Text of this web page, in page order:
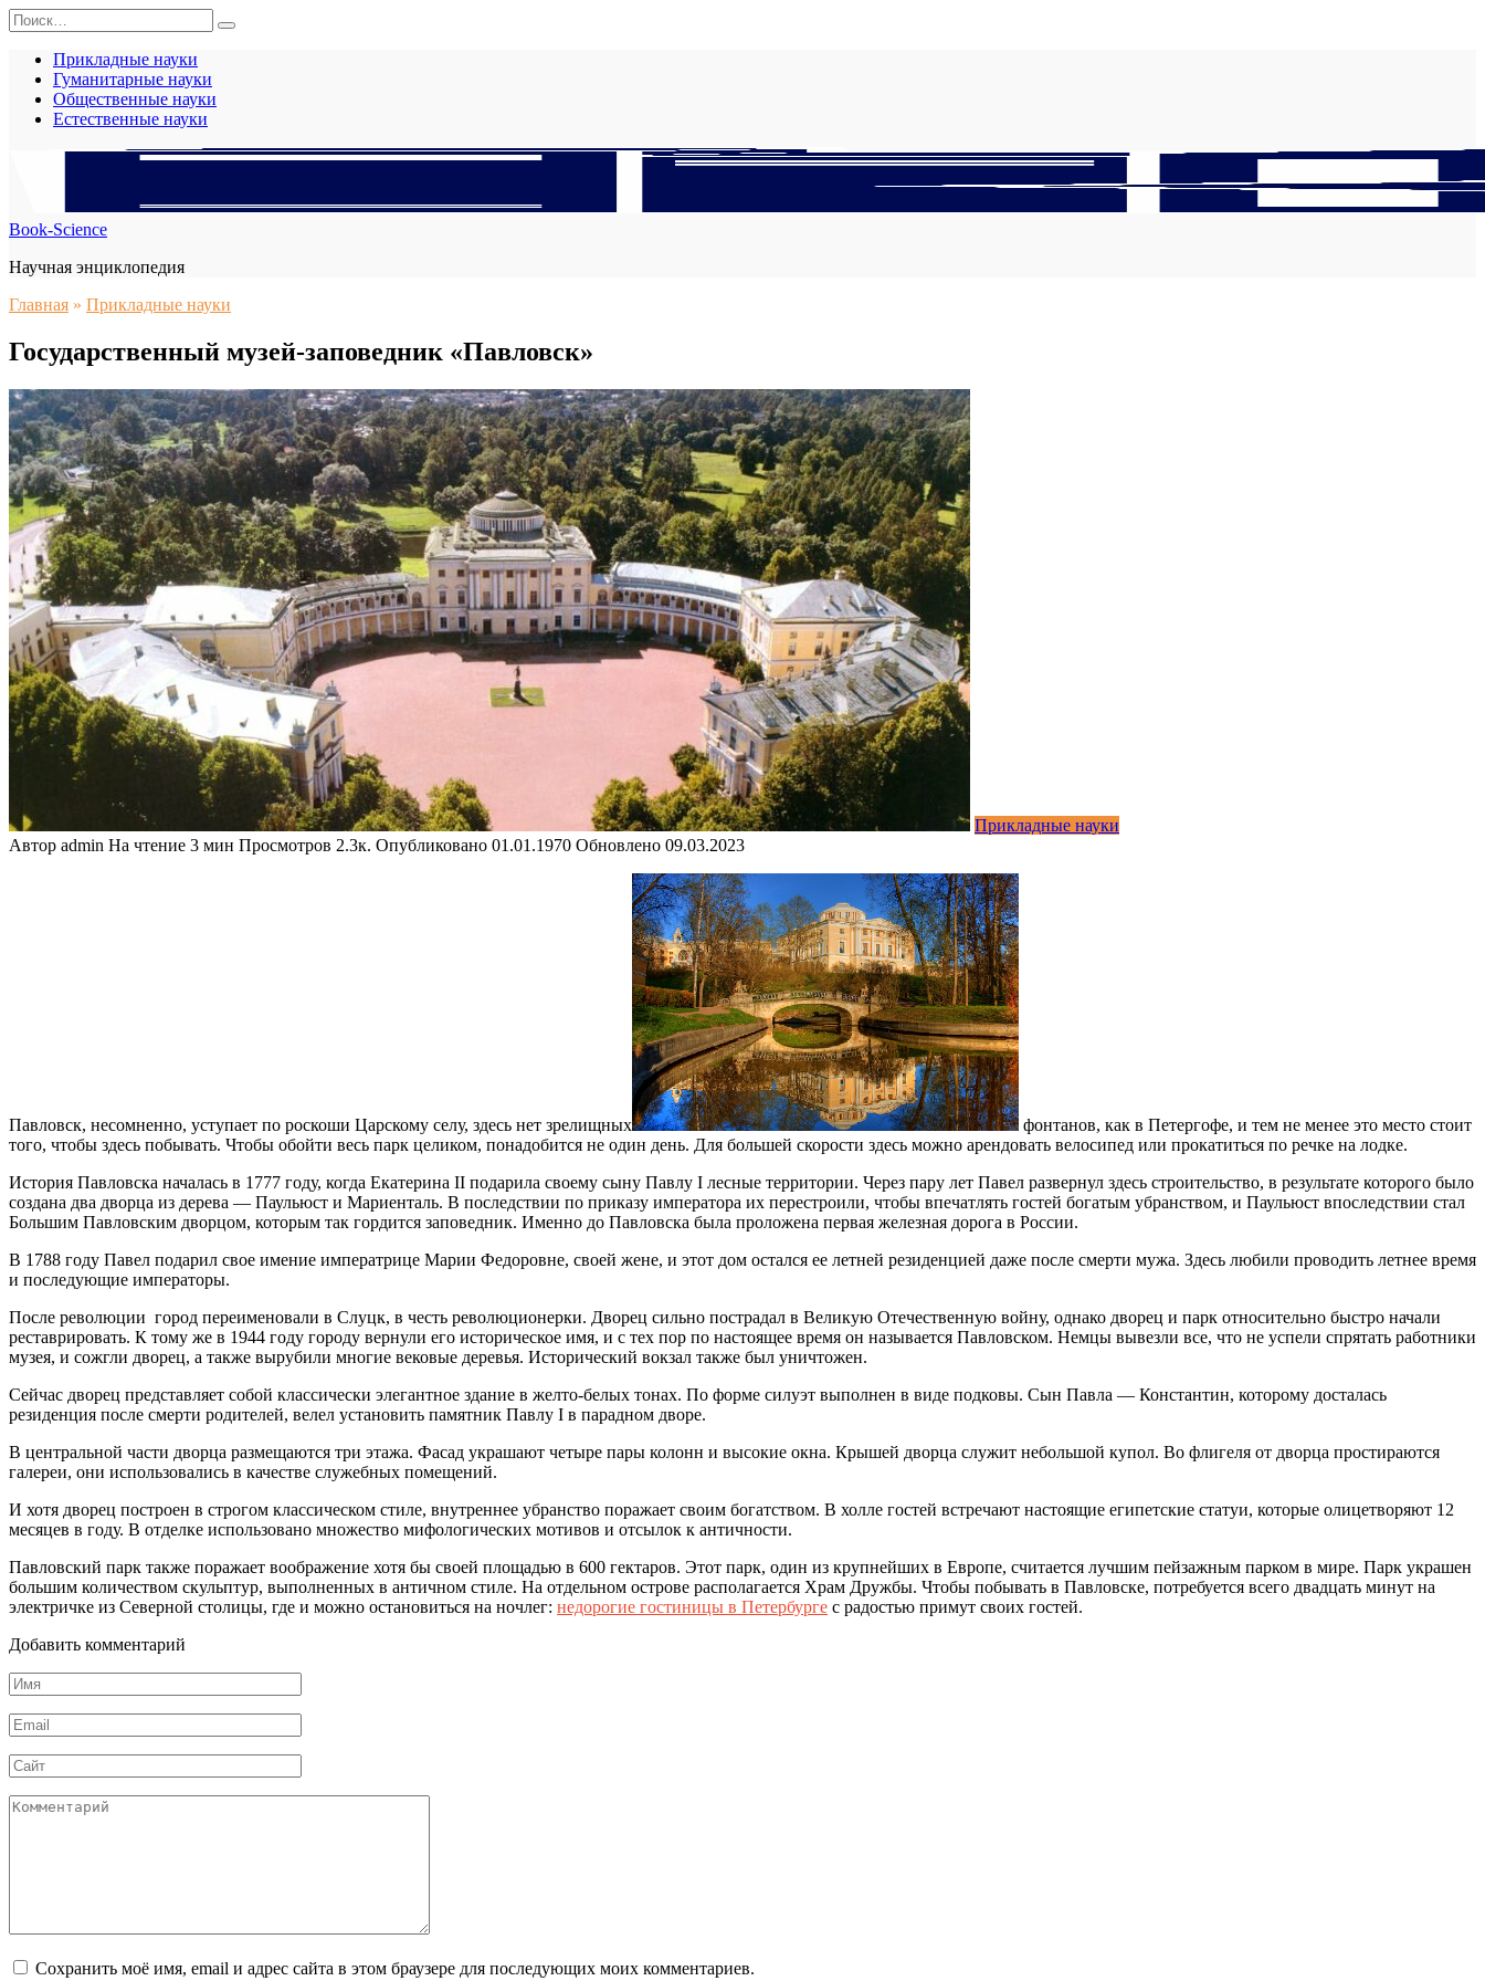
Перейти
к
содержанию
Search
for:
Прикладные науки
Гуманитарные науки
Общественные науки
Естественные науки
Book-Science
Научная энциклопедия
Главная » Прикладные науки
Государственный музей-заповедник «Павловск»
Прикладные науки
Автор admin На чтение 3 мин Просмотров 2.3к. Опубликовано 01.01.1970 Обновлено 09.03.2023
Павловск, несомненно, уступает по роскоши Царскому селу, здесь нет зрелищных
фонтанов, как в Петергофе, и тем не менее это место стоит
того, чтобы здесь побывать. Чтобы обойти весь парк целиком, понадобится не один день. Для большей скорости здесь можно арендовать велосипед или прокатиться по речке на лодке.
История Павловска началась в 1777 году, когда Екатерина II подарила своему сыну Павлу I лесные территории. Через пару лет Павел развернул здесь строительство, в результате которого было
создана два дворца из дерева — Паульюст и Мариенталь. В последствии по приказу императора их перестроили, чтобы впечатлять гостей богатым убранством, и Паульюст впоследствии стал
Большим Павловским дворцом, которым так гордится заповедник. Именно до Павловска была проложена первая железная дорога в России.
В 1788 году Павел подарил свое имение императрице Марии Федоровне, своей жене, и этот дом остался ее летней резиденцией даже после смерти мужа. Здесь любили проводить летнее время
и последующие императоры.
После революции город переименовали в Слуцк, в честь революционерки. Дворец сильно пострадал в Великую Отечественную войну, однако дворец и парк относительно быстро начали
реставрировать. К тому же в 1944 году городу вернули его историческое имя, и с тех пор по настоящее время он называется Павловском. Немцы вывезли все, что не успели спрятать работники
музея, и сожгли дворец, а также вырубили многие вековые деревья. Исторический вокзал также был уничтожен.
Сейчас дворец представляет собой классически элегантное здание в желто-белых тонах. По форме силуэт выполнен в виде подковы. Сын Павла — Константин, которому досталась
резиденция после смерти родителей, велел установить памятник Павлу I в парадном дворе.
В центральной части дворца размещаются три этажа. Фасад украшают четыре пары колонн и высокие окна. Крышей дворца служит небольшой купол. Во флигеля от дворца простираются
галереи, они использовались в качестве служебных помещений.
И хотя дворец построен в строгом классическом стиле, внутреннее убранство поражает своим богатством. В холле гостей встречают настоящие египетские статуи, которые олицетворяют 12
месяцев в году. В отделке использовано множество мифологических мотивов и отсылок к античности.
Павловский парк также поражает воображение хотя бы своей площадью в 600 гектаров. Этот парк, один из крупнейших в Европе, считается лучшим пейзажным парком в мире. Парк украшен
большим количеством скульптур, выполненных в античном стиле. На отдельном острове располагается Храм Дружбы. Чтобы побывать в Павловске, потребуется всего двадцать минут на
электричке из Северной столицы, где и можно остановиться на ночлег: недорогие гостиницы в Петербурге с радостью примут своих гостей.
Добавить комментарий
Имя
*
Email
*
Сайт
Комментарий
Сохранить моё имя, email и адрес сайта в этом браузере для последующих моих комментариев.